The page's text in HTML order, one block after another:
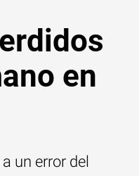
en
un error del